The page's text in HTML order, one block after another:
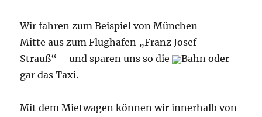
Wir fahren zum Beispiel von München
Mitte aus zum Flughafen „Franz Josef
Strauß“ – und sparen uns so die
Bahn oder
gar das Taxi.
Mit dem Mietwagen können wir innerhalb von